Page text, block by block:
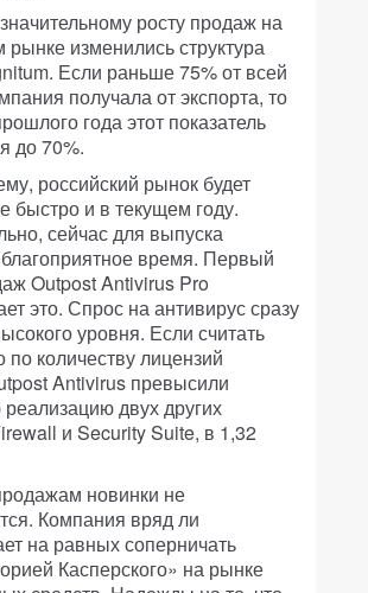
росту продаж на
рынке изменились структура
Если раньше 75% от всей
получала от экспорта, то
года этот показатель
до 70%.
российский рынок будет
быстро и в текущем году.
сейчас для выпуска
время. Первый
Outpost Antivirus Pro
это. Спрос на антивирус сразу
уровня. Если считать
по количеству лицензий
Antivirus превысили
двух других
и Security Suite, в 1,32
новинки не
Компания вряд ли
на равных соперничать
Касперского» на рынке